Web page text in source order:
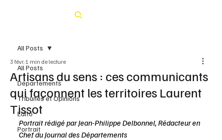
All Posts
Départements
Tribunes et Opinions
Édito
Portrait
All Posts
Artisans du sens : ces communicants
qui façonnent les territoires Laurent
Tissot
3 févr. 1 min de lecture
Portrait rédigé par Jean-Philippe Delbonnel, Rédacteur en
Chef du Journal des Départements